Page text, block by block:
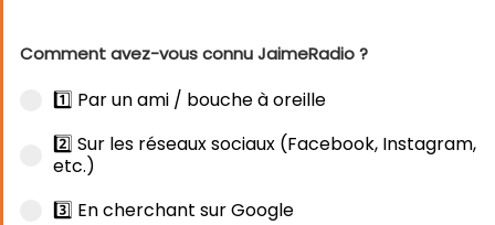
Comment avez-vous connu JaimeRadio ?
1️⃣ Par un ami / bouche à oreille
2️⃣ Sur les réseaux sociaux (Facebook, Instagram,
etc.)
3️⃣ En cherchant sur Google